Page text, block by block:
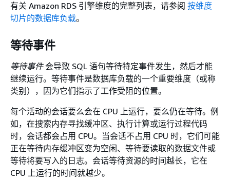
有关 Amazon RDS 引擎维度的完整列表，请参阅 按维度
切片的数据库负载。
等待事件
等待事件会导致 SQL 语句等待特定事件发生，然后才能
继续运行。等待事件是数据库负载的一个重要维度（或称
类别），因为它们指示了工作受阻的位置。
每个活动的会话要么会在 CPU 上运行，要么仍在等待。例
如，在搜索内存寻找缓冲区、执行计算或运行过程代码
时，会话都会占用 CPU。当会话不占用 CPU 时，它们可能
正在等待内存缓冲区变为空闲、等待要读取的数据文件或
等待将要写入的日志。会话等待资源的时间越长，它在
CPU 上运行的时间就越少。